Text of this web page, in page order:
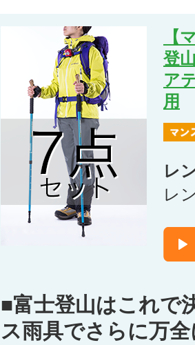
【
登
ア
用
レ
レ
■富士登山はこれで
ス雨具でさらに万全